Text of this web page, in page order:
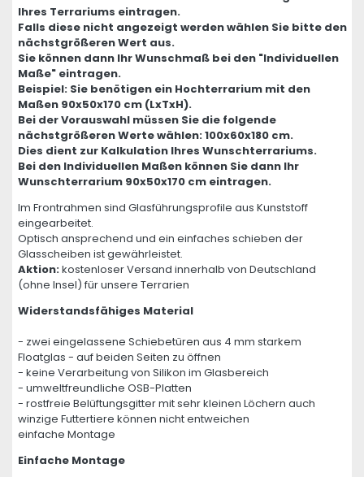
Ihres Terrariums eintragen.
Falls diese nicht angezeigt werden wählen Sie bitte den
nächstgrößeren Wert aus.
Sie können dann Ihr Wunschmaß bei den "Individuellen
Maße" eintragen.
Beispiel: Sie benötigen ein Hochterrarium mit den
Maßen 90x50x170 cm (LxTxH).
Bei der Vorauswahl müssen Sie die folgende
nächstgrößeren Werte wählen: 100x60x180 cm.
Dies dient zur Kalkulation Ihres Wunschterrariums.
Bei den Individuellen Maßen können Sie dann Ihr
Wunschterrarium 90x50x170 cm eintragen.
Im Frontrahmen sind Glasführungsprofile aus Kunststoff
eingearbeitet.
Optisch ansprechend und ein einfaches schieben der
Glasscheiben ist gewährleistet.
Aktion:kostenloser Versand innerhalb von Deutschland
(ohne Insel) für unsere Terrarien
Widerstandsfähiges Material
- zwei eingelassene Schiebetüren aus 4 mm starkem
Floatglas - auf beiden Seiten zu öffnen
- keine Verarbeitung von Silikon im Glasbereich
- umweltfreundliche OSB-Platten
- rostfreie Belüftungsgitter mit sehr kleinen Löchern auch
winzige Futtertiere können nicht entweichen
einfache Montage
Einfache Montage